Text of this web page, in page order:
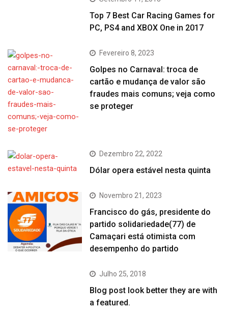
Top 7 Best Car Racing Games for
PC, PS4 and XBOX One in 2017
Fevereiro 8, 2023
Golpes no Carnaval: troca de
cartão e mudança de valor são
fraudes mais comuns; veja como
se proteger
Dezembro 22, 2022
Dólar opera estável nesta quinta
Novembro 21, 2023
Francisco do gás, presidente do
partido solidariedade(77) de
Camaçari está otimista com
desempenho do partido
Julho 25, 2018
Blog post look better they are with
a featured.